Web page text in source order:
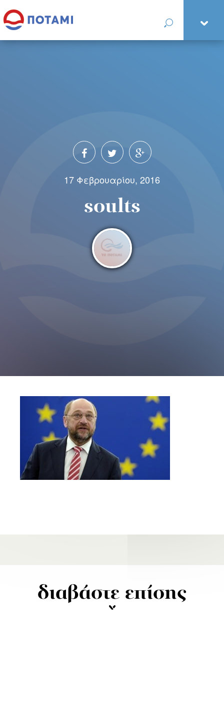
17 Φεβρουαρίου, 2016
soults
διαβάστε επίσης